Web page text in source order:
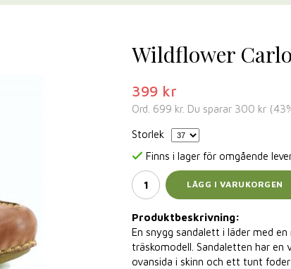
Wildflower
399 kr
Ord. 699 kr. Du sparar 300 kr (43
Storlek
Finns i lager för omgående
LÄGG I VARUKORGEN
Produktbeskrivning:
En snygg sandalett i läder med
träskomodell. Sandaletten har
ovansida i skinn och ett tunt